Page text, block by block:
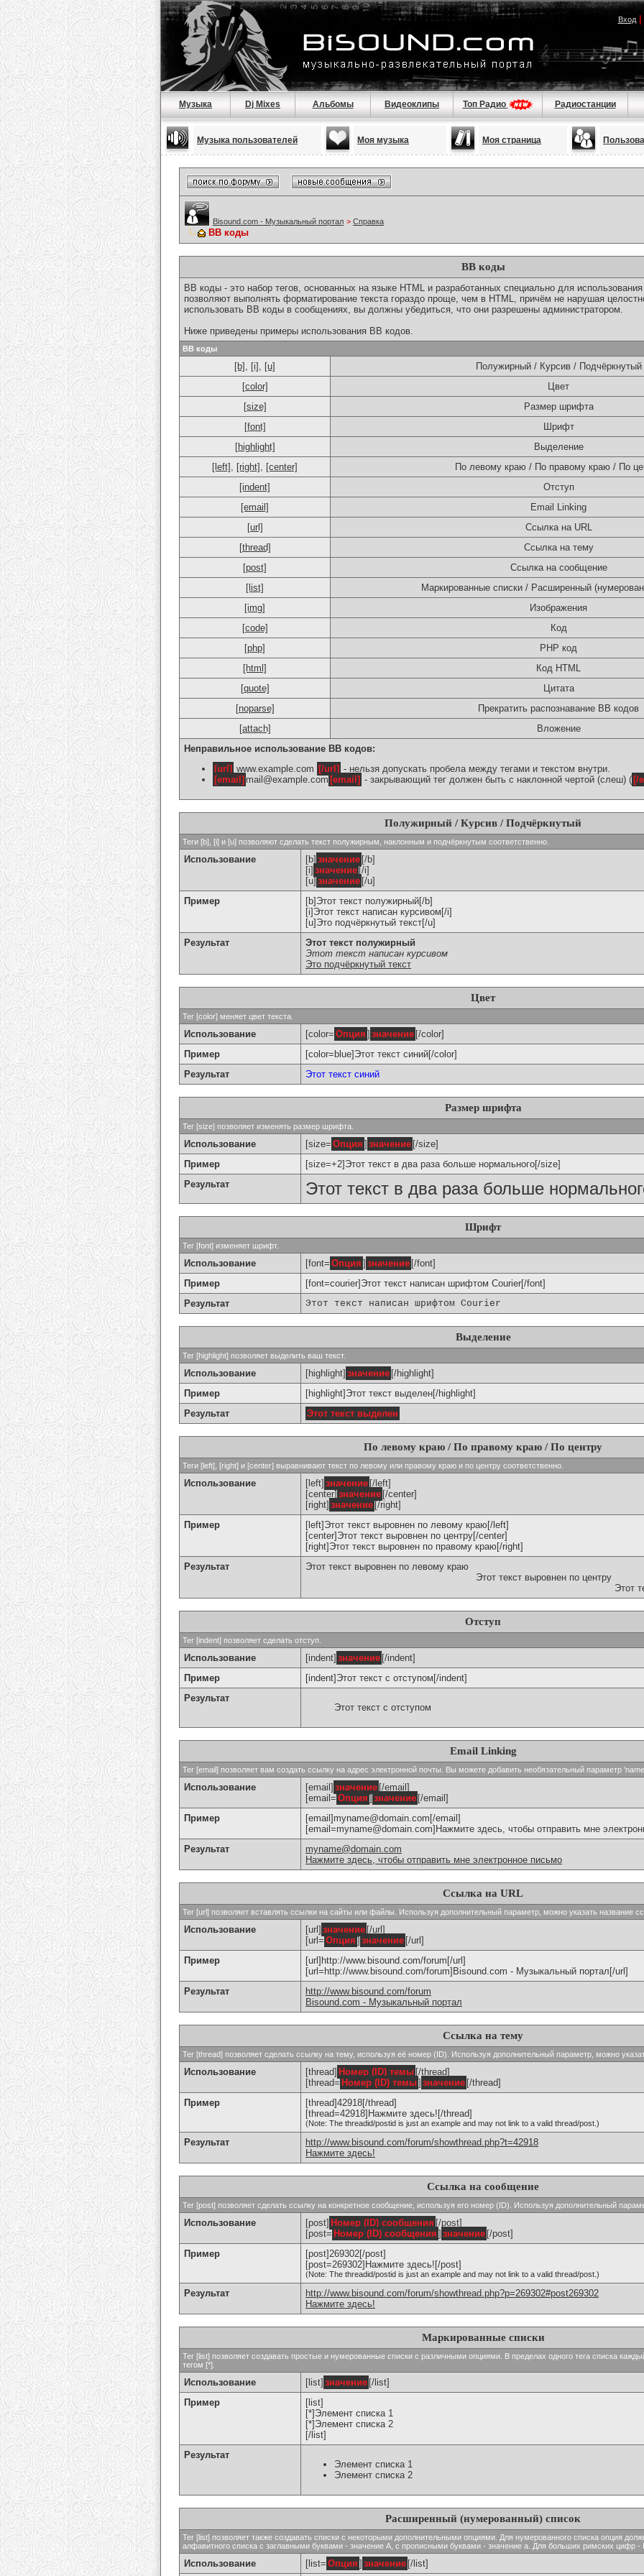
Вход|
Музыка Dj Mixes Альбомы Видеоклипы Топ Радио Радиостанции
Музыка пользователей Моя музыка Моя страница
Bisound.com - Музыкальный портал > Справка
BB коды
BB коды
BB коды - это набор тегов, основанных на языке HTML и разработанных специально для
позволяют выполнять форматирование текста гораздо проще, чем в HTML, причём не нарушая
использовать BB коды в сообщениях, вы должны убедиться, что они разрешены администратором.
Ниже приведены примеры использования BB кодов.
BB коды
[b] , [i] , [u]
Полужирный / Курсив / Подчёркнутый
[color]
Цвет
[size]
Размер шрифта
[font]
Шрифт
[highlight]
Выделение
[left] , [right] , [center]
По левому краю / По правому краю / По
[indent]
Отступ
[email]
Email Linking
[url]
Ссылка на URL
[thread]
Ссылка на тему
[post]
Ссылка на сообщение
[list]
Маркированные списки / Расширенный
[img]
Изображения
[code]
Код
[php]
PHP код
[html]
Код HTML
[quote]
Цитата
[noparse]
Прекратить распознавание BB кодов
[attach]
Вложение
Неправильное использование BB кодов:
[url] www.example.com [/url] - нельзя допускать пробела между тегами и текстом внутри.
[email] mail@example.com [email] - закрывающий тег должен быть с наклонной чертой (слеш) ( [/
Полужирный / Курсив / Подчёркнутый
Теги [b], [i] и [u] позволяют сделать текст полужирным, наклонным и подчёркнутым соответственно.
Использование [b] значение [/b]
[i] значение [/i]
[u] значение [/u]
Пример
[b]Этот текст полужирный[/b]
[i]Этот текст написан курсивом[/i]
[u]Это подчёркнутый текст[/u]
Результат
Этот текст полужирный
Этот текст написан курсивом
Это подчёркнутый текст
Цвет
Тег [color] меняет цвет текста.
Использование [color= Опция ] значение [/color]
Пример
[color=blue]Этот текст синий[/color]
Результат
Этот текст синий
Размер шрифта
Тег [size] позволяет изменять размер шрифта.
Использование [size= Опция ] значение [/size]
Пример
[size=+2]Этот текст в два раза больше нормального[/size]
Результат
Этот текст в два раза больше
Шрифт
Тег [font] изменяет шрифт.
Использование [font= Опция ] значение [/font]
Пример
[font=courier]Этот текст написан шрифтом Courier[/font]
Результат
Этот текст написан шрифтом Courier
Выделение
Тег [highlight] позволяет выделить ваш текст.
Использование [highlight] значение [/highlight]
Пример
[highlight]Этот текст выделен[/highlight]
Результат
Этот текст выделен
По левому краю / По правому краю / По центру
Теги [left], [right] и [center] выравнивают текст по левому или правому краю и по центру соответственно.
Использование [left] значение [/left]
[center] значение [/center]
[right] значение [/right]
Пример
[left]Этот текст выровнен по левому краю[/left]
[center]Этот текст выровнен по центру[/center]
[right]Этот текст выровнен по правому краю[/right]
Результат
Этот текст выровнен по левому краю
Этот текст выровнен по центру
Этот
Отступ
Тег [indent] позволяет сделать отступ.
Использование [indent] значение [/indent]
Пример
[indent]Этот текст с отступом[/indent]
Результат
Этот текст с отступом
Email Linking
Тег [email] позволяет вам создать ссылку на адрес электронной почты. Вы можете добавить необязательный параметр
Использование [email] значение [/email]
[email= Опция ] значение [/email]
Пример
[email]myname@domain.com[/email]
[email=myname@domain.com]Нажмите здесь, чтобы отправить мне
Результат
myname@domain.com
Нажмите здесь, чтобы отправить мне электронное письмо
Ссылка на URL
Тег [url] позволяет вставлять ссылки на сайты или файлы. Используя дополнительный параметр, можно указать название
Использование [url] значение [/url]
[url= Опция ] значение [/url]
Пример
[url]http://www.bisound.com/forum[/url]
[url=http://www.bisound.com/forum]Bisound.com - Музыкальный портал[/url]
Результат
http://www.bisound.com/forum
Bisound.com - Музыкальный портал
Ссылка на тему
Тег [thread] позволяет сделать ссылку на тему, используя её номер (ID). Используя дополнительный параметр, можно
Использование [thread] Номер (ID) темы [/thread]
[thread= Номер (ID) темы] значение [/thread]
Пример
[thread]42918[/thread]
[thread=42918]Нажмите здесь![/thread]
(Note: The threadid/postid is just an example and may not link to a valid thread/post.)
Результат
http://www.bisound.com/forum/showthread.php?t=42918
Нажмите здесь!
Ссылка на сообщение
Тег [post] позволяет сделать ссылку на конкретное сообщение, используя его номер (ID). Используя дополнительный
Использование [post] Номер (ID) сообщения [/post]
[post= Номер (ID) сообщения ] значение [/post]
Пример
[post]269302[/post]
[post=269302]Нажмите здесь![/post]
(Note: The threadid/postid is just an example and may not link to a valid thread/post.)
Результат
http://www.bisound.com/forum/showthread.php?p=269302#post269302
Нажмите здесь!
Маркированные списки
Тег [list] позволяет создавать простые и нумерованные списки с различными опциями. В пределах одного тега списка
тегом [*].
Использование [list] значение [/list]
Пример
[list]
[*]Элемент списка 1
[*]Элемент списка 2
[/list]
Результат
Элемент списка 1
Элемент списка 2
Расширенный (нумерованный) список
Тег [list] позволяет также создавать списки с некоторыми дополнительными опциями. Для нумерованного списка опция
алфавитного списка с заглавными буквами - значение A, с прописными буквами - значение а. Для больших римских цифр -
Использование [list= Опция ] значение [/list]